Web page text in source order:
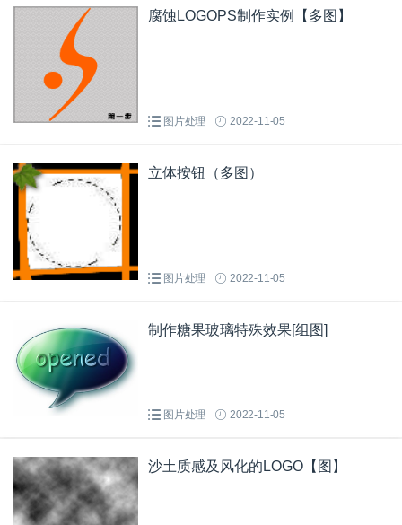
腐蚀LOGOPS制作实例【多图】
图片处理 2022-11-05
立体按钮（多图）
图片处理 2022-11-05
制作糖果玻璃特殊效果[组图]
图片处理 2022-11-05
沙土质感及风化的LOGO【图】